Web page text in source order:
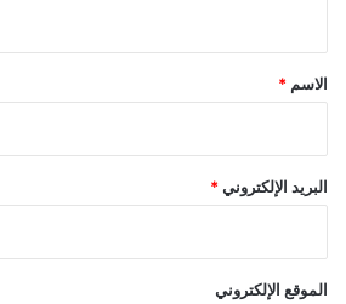
*
الاسم *
البريد الإلكتروني*
الموقع الإلكتروني